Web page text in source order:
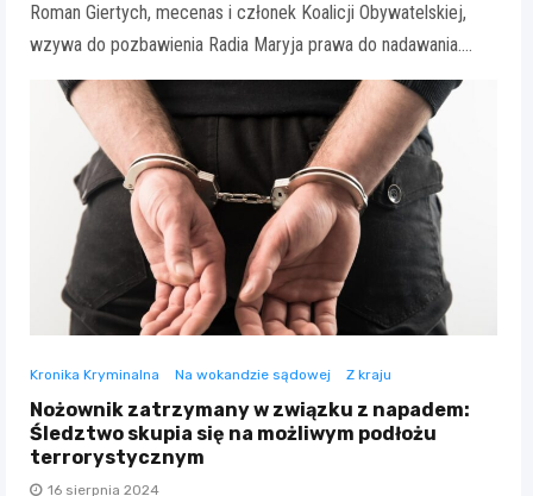
Roman Giertych, mecenas i członek Koalicji Obywatelskiej,
wzywa do pozbawienia Radia Maryja prawa do nadawania.…
Kronika Kryminalna Na wokandzie sądowej Z kraju
Nożownik zatrzymany w związku z napadem:
Śledztwo skupia się na możliwym podłożu
terrorystycznym
16 sierpnia 2024